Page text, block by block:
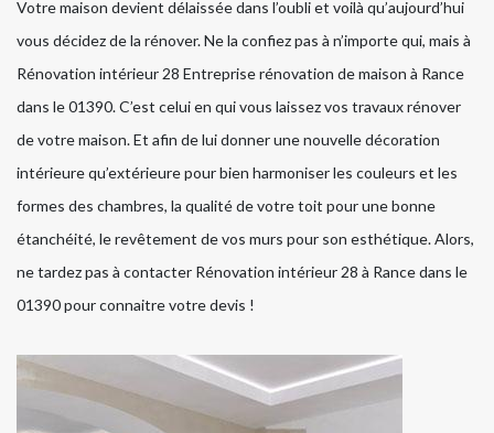
Votre maison devient délaissée dans l’oubli et voilà qu’aujourd’hui
vous décidez de la rénover. Ne la confiez pas à n’importe qui, mais à
Rénovation intérieur 28 Entreprise rénovation de maison à Rance
dans le 01390. C’est celui en qui vous laissez vos travaux rénover
de votre maison. Et afin de lui donner une nouvelle décoration
intérieure qu’extérieure pour bien harmoniser les couleurs et les
formes des chambres, la qualité de votre toit pour une bonne
étanchéité, le revêtement de vos murs pour son esthétique. Alors,
ne tardez pas à contacter Rénovation intérieur 28 à Rance dans le
01390 pour connaitre votre devis !